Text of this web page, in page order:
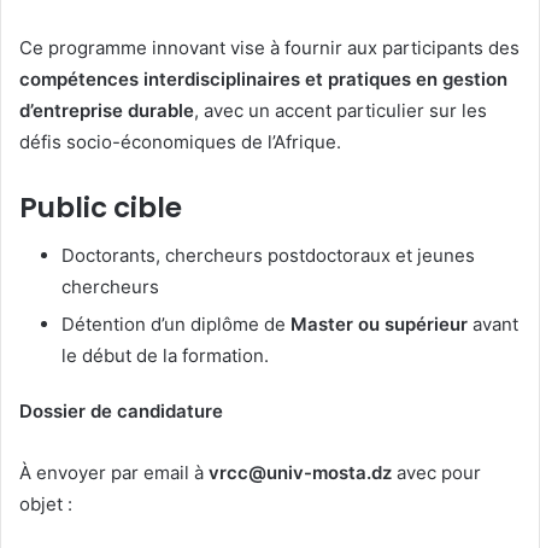
Ce programme innovant vise à fournir aux participants des
compétences interdisciplinaires et pratiques en gestion
d’entreprise durable, avec un accent particulier sur les
défis socio-économiques de l’Afrique.
Public cible
Doctorants, chercheurs postdoctoraux et jeunes
chercheurs
Détention d’un diplôme de Master ou supérieur avant
le début de la formation.
Dossier de candidature
À envoyer par email à vrcc@univ-mosta.dz avec pour
objet :